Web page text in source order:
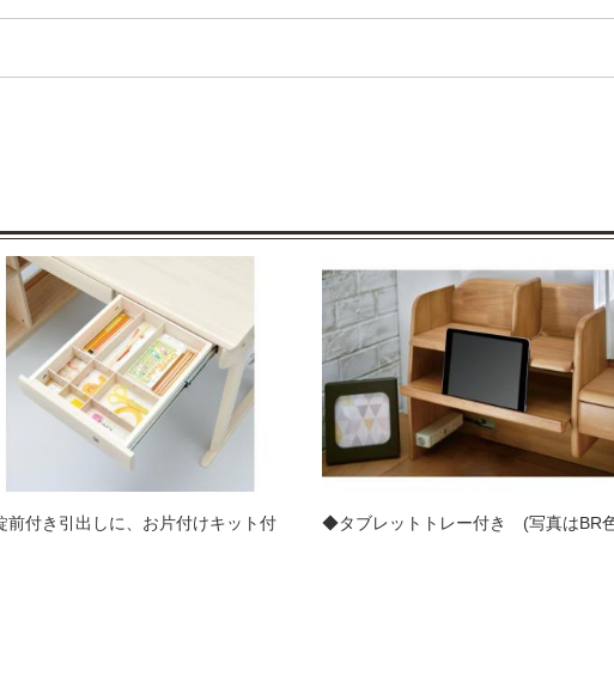
付き引出しに、お片付けキット付
◆タブレットトレー付き (写真はBR